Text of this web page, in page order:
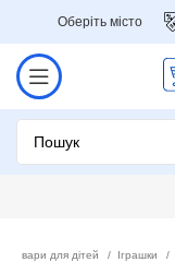
Оберіть місто
Товари для дітей Іграшки